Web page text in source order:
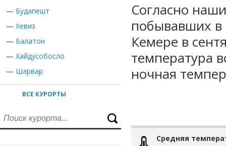
— Будапешт
— Хевиз
— Балатон
— Хайдусобосло
— Шарвар
ВСЕ КУРОРТЫ
Согласно
побывавших в
Кемере в
температура
ночная
Средняя